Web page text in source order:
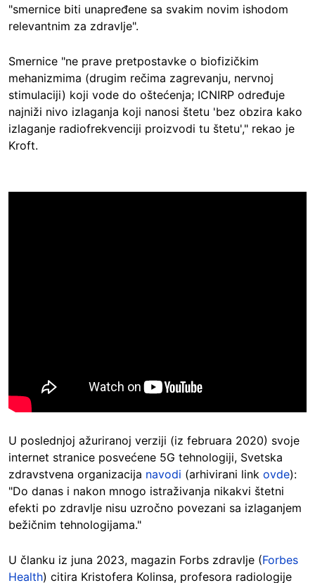
"smernice biti unapređene sa svakim novim ishodom
relevantnim za zdravlje".
Smernice "ne prave pretpostavke o biofizičkim
mehanizmima (drugim rečima zagrevanju, nervnoj
stimulaciji) koji vode do oštećenja; ICNIRP određuje
najniži nivo izlaganja koji nanosi štetu 'bez obzira kako
izlaganje radiofrekvenciji proizvodi tu štetu'," rekao je
Kroft.
U poslednjoj ažuriranoj verziji (iz februara 2020) svoje
internet stranice posvećene 5G tehnologiji, Svetska
zdravstvena organizacija navodi (arhivirani link ovde):
"Do danas i nakon mnogo istraživanja nikakvi štetni
efekti po zdravlje nisu uzročno povezani sa izlaganjem
bežičnim tehnologijama."
U članku iz juna 2023, magazin Forbs zdravlje (Forbes
Health) citira Kristofera Kolinsa, profesora radiologije